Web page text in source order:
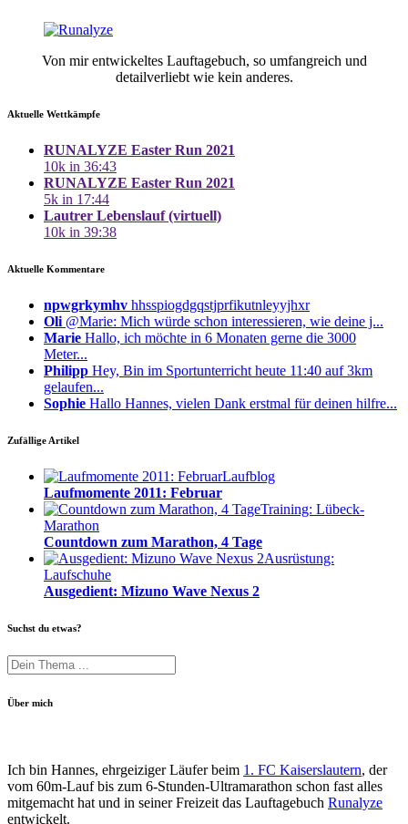
Von mir entwickeltes Lauftagebuch, so umfangreich und
detailverliebt wie kein anderes.
Aktuelle Wettkämpfe
RUNALYZE Easter Run 2021
10k in 36:43
RUNALYZE Easter Run 2021
5k in 17:44
Lautrer Lebenslauf (virtuell)
10k in 39:38
Aktuelle Kommentare
npwgrkymhv hhsspiogdgqstjprfikutnleyyjhxr
Oli @Marie: Mich würde schon interessieren, wie deine j...
Marie Hallo, ich möchte in 6 Monaten gerne die 3000
Meter...
Philipp Hey, Bin im Sportunterricht heute 11:40 auf 3km
gelaufen...
Sophie Hallo Hannes, vielen Dank erstmal für deinen hilfre...
Zufällige Artikel
Laufblog
Laufmomente 2011: Februar
Training: Lübeck-
Marathon
Countdown zum Marathon, 4 Tage
Ausrüstung:
Laufschuhe
Ausgedient: Mizuno Wave Nexus 2
Suchst du etwas?
Über mich
Ich bin Hannes, ehrgeiziger Läufer beim 1. FC Kaiserslautern, der
vom 60m-Lauf bis zum 6-Stunden-Ultramarathon schon fast alles
mitgemacht hat und in seiner Freizeit das Lauftagebuch Runalyze
entwickelt.